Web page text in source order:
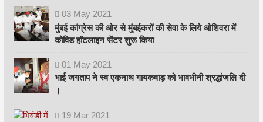
03 May 2021
मुंबई कांग्रेस की ओर से मुंबईकरों की सेवा के लिये ओशिवरा में
कोविड हॉटलाइन सेंटर शुरू किया
01 May 2021
भाई जगताप ने स्व एकनाथ गायकवाड़ को भावभीनी श्रद्धांजलि दी
।
19 Mar 2021